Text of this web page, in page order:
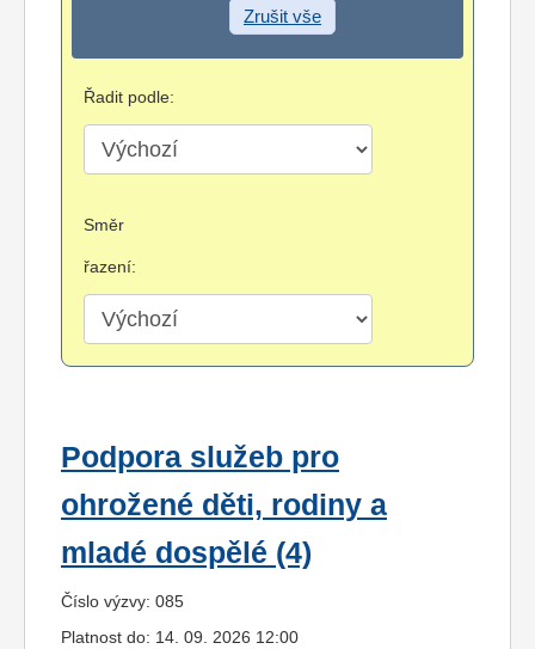
Zrušit vše
Řadit podle:
Směr
řazení:
Podpora služeb pro
ohrožené děti, rodiny a
mladé dospělé (4)
Číslo výzvy: 085
Platnost do: 14. 09. 2026 12:00